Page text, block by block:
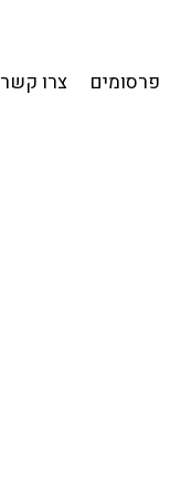
פרסומים צרו קשר